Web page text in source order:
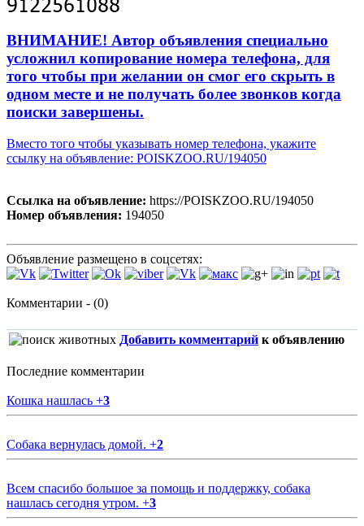
ВНИМАНИЕ! Автор объявления специально
усложнил копирование номера телефона, для
того чтобы при желании он смог его скрыть в
одном месте и не получать более звонков когда
поиски завершены.
Вместо того чтобы указывать номер телефона, укажите
ссылку на объявление: POISKZOO.RU/194050
Ссылка на объявление: https://POISKZOO.RU/194050
Номер объявления: 194050
Объявление размещено в соцсетях:
Комментарии - (0)
Добавить комментарий к объявлению
Последние комментарии
Кошка нашлась +3
Собака вернулась домой. +2
Всем спасибо большое за помощь и поддержку, собака
нашлась сегодня утром. +3